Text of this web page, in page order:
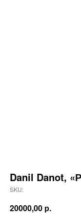
Danil Danot,
SKU:
20000,00 р.